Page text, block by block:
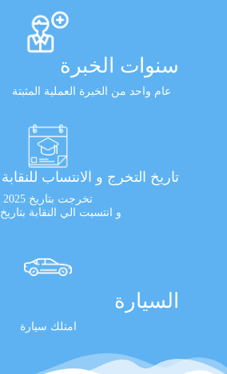
سنوات الخبرة
عام واحد من الخبرة العملية المثبتة
تاريخ التخرج و الانتساب للنقابة
تخرجت بتاريخ 2025
و انتسبت الي النقابة بتاريخ 2025
السيارة
امتلك سيارة